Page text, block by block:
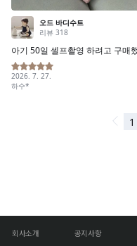
회사소개 공지사항